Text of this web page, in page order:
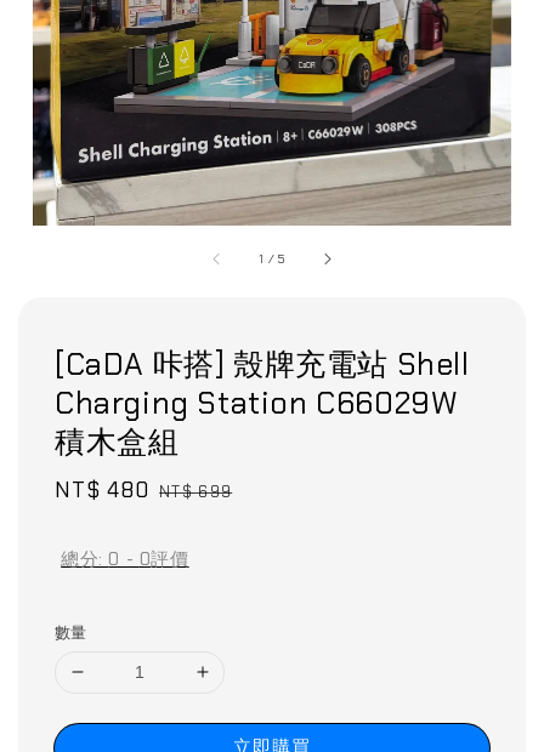
1 /5
[CaDA 咔搭] 殼牌充電站 Shell
Charging Station C66029W
積木盒組
Sale
NT$ 480 Regular
NT$ 699
總分: 0 - 0評價
數量
立即購買